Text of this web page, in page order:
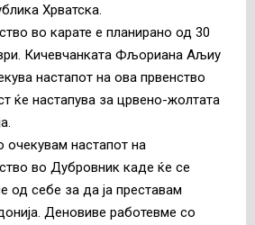
Хрватска.
во карате е планирано од 30
Кичевчанката Фљориана Аљиу
настапот на ова првенство
ќе настапува за црвено-жолтата
очекувам настапот на
во Дубровник каде ќе се
себе за да ја преставам
Деновиве работевме со